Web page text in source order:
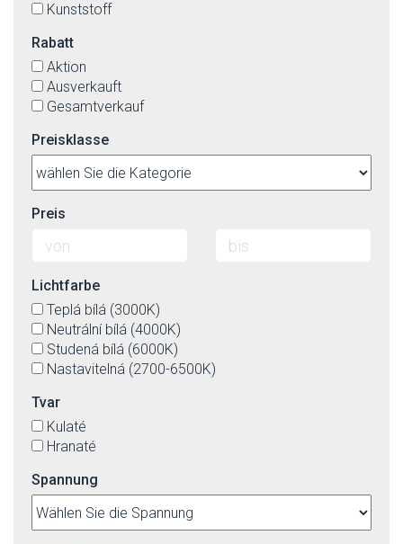
Kunststoff
Rabatt
Aktion
Ausverkauft
Gesamtverkauf
Preisklasse
Preis
Lichtfarbe
Teplá bílá (3000K)
Neutrální bílá (4000K)
Studená bílá (6000K)
Nastavitelná (2700-6500K)
Tvar
Kulaté
Hranaté
Spannung